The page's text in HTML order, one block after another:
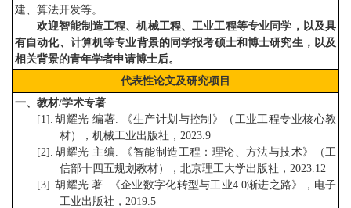
建、算法开发等。
欢迎智能制造工程、机械工程、工业工程等专业同学，以及具
有自动化、计算机等专业背景的同学报考硕士和博士研究生，以及
相关背景的青年学者申请博士后。
代表性论文及研究项目
一、教材/学术专著
[1]. 胡耀光 编著.
《生产计划与控制》（工业工程专业核心教
材），机械工业出版社，2023.9
[2]. 胡耀光 主编.
《智能制造工程：理论、方法与技术》（工
信部十四五规划教材），北京理工大学出版社，2023.12
[3]. 胡耀光 著. 《企业数字化转型与工业4.0渐进之路》，电子
工业出版社，2019.5